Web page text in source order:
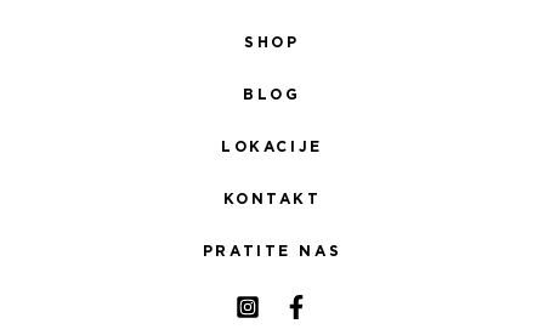
SHOP
BLOG
LOKACIJE
KONTAKT
PRATITE NAS